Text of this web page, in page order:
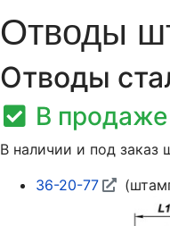
Отводы
Отводы
В продаже
В наличии и под
36-20-77